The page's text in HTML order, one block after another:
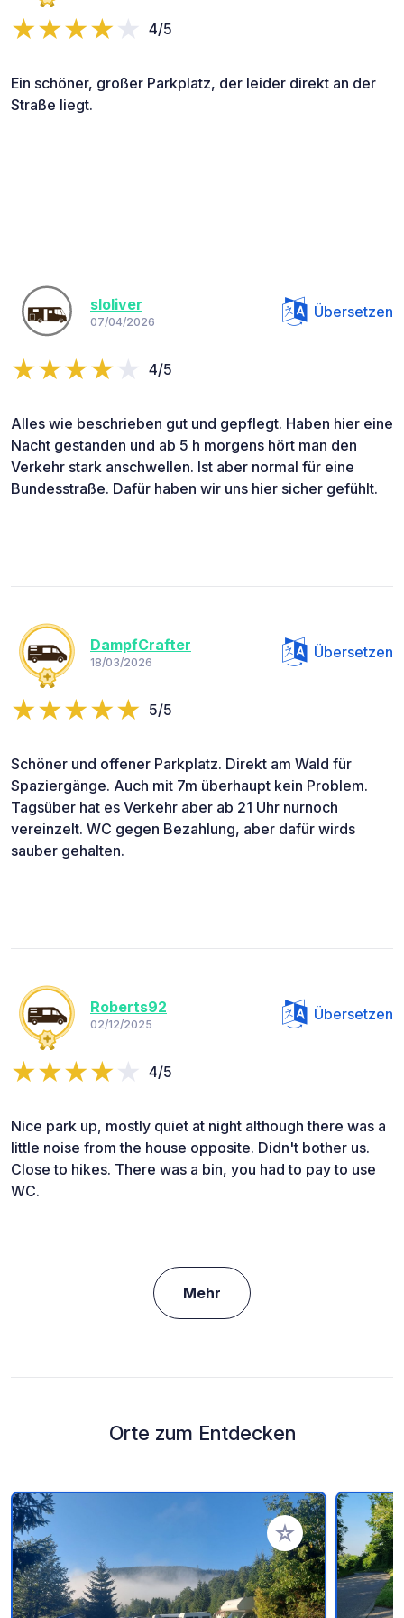
4/5
Ein schöner, großer Parkplatz, der leider direkt an der
Straße liegt.
sloliver
07/04/2026
Übersetzen
4/5
Alles wie beschrieben gut und gepflegt. Haben hier eine
Nacht gestanden und ab 5 h morgens hört man den
Verkehr stark anschwellen. Ist aber normal für eine
Bundesstraße. Dafür haben wir uns hier sicher gefühlt.
DampfCrafter
18/03/2026
Übersetzen
5/5
Schöner und offener Parkplatz. Direkt am Wald für
Spaziergänge. Auch mit 7m überhaupt kein Problem.
Tagsüber hat es Verkehr aber ab 21 Uhr nurnoch
vereinzelt. WC gegen Bezahlung, aber dafür wirds
sauber gehalten.
Roberts92
02/12/2025
Übersetzen
4/5
Nice park up, mostly quiet at night although there was a
little noise from the house opposite. Didn't bother us.
Close to hikes. There was a bin, you had to pay to use
WC.
Mehr
Orte zum Entdecken
Zu Ihren Favoriten